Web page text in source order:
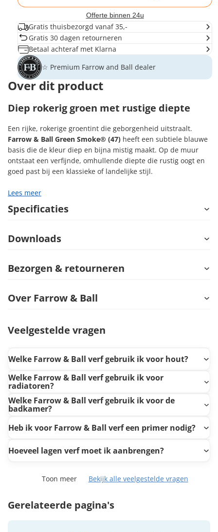
Offerte binnen 24u
Gratis thuisbezorgd vanaf 35,-
Gratis 30 dagen retourneren
Betaal achteraf met Klarna
☆ Premium Farrow and Ball dealer
Over dit product
Lees meer
Diep rokerig groen met rustige diepte
Een rijke, rokerige groentint die geborgenheid uitstraalt.
Farrow & Ball Green Smoke® (47) heeft een subtiele blauwe
basis die de kleur diep en bijna mistig maakt. Op de muur
ontstaat een verfijnde, omhullende diepte die rustig oogt en
goed past bij een klassieke of landelijke stijl.
Specificaties
Downloads
Bezorgen & retourneren
Over Farrow & Ball
Veelgestelde vragen
Welke Farrow & Ball verf gebruik ik voor hout?
Welke Farrow & Ball verf gebruik ik voor
radiatoren?
Welke Farrow & Ball verf gebruik ik voor de
badkamer?
Heb ik voor Farrow & Ball verf een primer nodig?
Hoeveel lagen verf moet ik aanbrengen?
Toon meer Bekijk alle veelgestelde vragen
Gerelateerde pagina's